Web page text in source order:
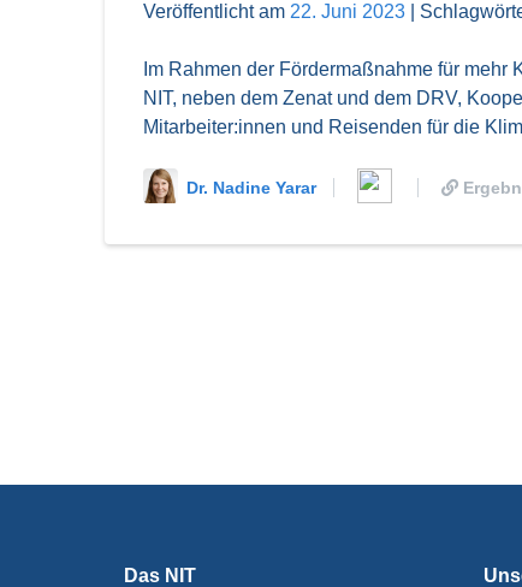
Veröffentlicht am 22. Juni 2023
Im Rahmen der Fördermaßnahme für
NIT, neben dem Zenat und dem DRV,
Mitarbeiter:innen und Reisenden für die
Dr. Nadine Yarar
Das NIT